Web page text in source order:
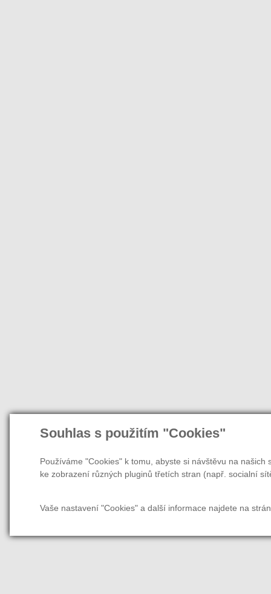
Souhlas s použitím "Cookies"
Používáme "Cookies" k tomu, abyste si návštěvu na
ke zobrazení různých pluginů třetích stran (např. socialní
Vaše nastavení "Cookies" a další informace najdete na